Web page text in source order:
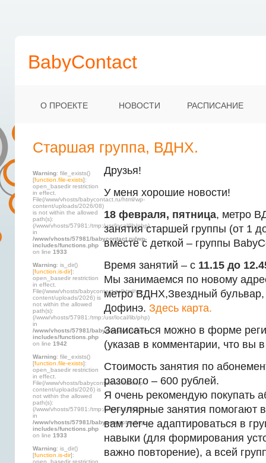
BabyContact
О ПРОЕКТЕ НОВОСТИ РАСПИСАНИЕ
Старшая группа, ВДНХ.
Warning: file_exists()
[function.file-exists]:
open_basedir restriction
in effect.
File(/www/vhosts/babycontact.ru/html/wp-
content/uploads/2026/08)
is not within the allowed
path(s):
(/www/vhosts/57981:/tmp:/usr/local/lib/php)
in
/www/vhosts/57981/babycontact.ru/wp-
includes/functions.php
on line 1933
Warning: is_dir()
[function.is-dir]:
open_basedir restriction
in effect.
File(/www/vhosts/babycontact.ru/html/wp-
content/uploads/2026) is
not within the allowed
path(s):
(/www/vhosts/57981:/tmp:/usr/local/lib/php)
in
/www/vhosts/57981/babycontact.ru/wp-
includes/functions.php
on line 1942
Warning: file_exists()
[function.file-exists]:
open_basedir restriction
in effect.
File(/www/vhosts/babycontact.ru/html/wp-
content/uploads/2026) is
not within the allowed
path(s):
(/www/vhosts/57981:/tmp:/usr/local/lib/php)
in
/www/vhosts/57981/babycontact.ru/wp-
includes/functions.php
on line 1933
Warning: is_dir()
[function.is-dir]:
open_basedir restriction
Друзья!
У меня хорошие новости!
18 февраля, пятница, метро
занятия старшей группы (от 1
вместе с деткой – группы
Время занятий – с 11.15 до
Мы занимаемся по новому
метро ВДНХ,Звездный
Дофинэ. Здесь карта.
Записаться можно в форме
(указав в комментарии, что вы
Стоимость занятия по
разового – 600 рублей.
Я очень рекомендую покупать
Регулярные занятия
вам легче адаптироваться в
навыки (для формирования
важно повторение), а всей